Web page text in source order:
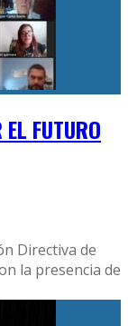
FUTURO
Directiva de
la presencia de